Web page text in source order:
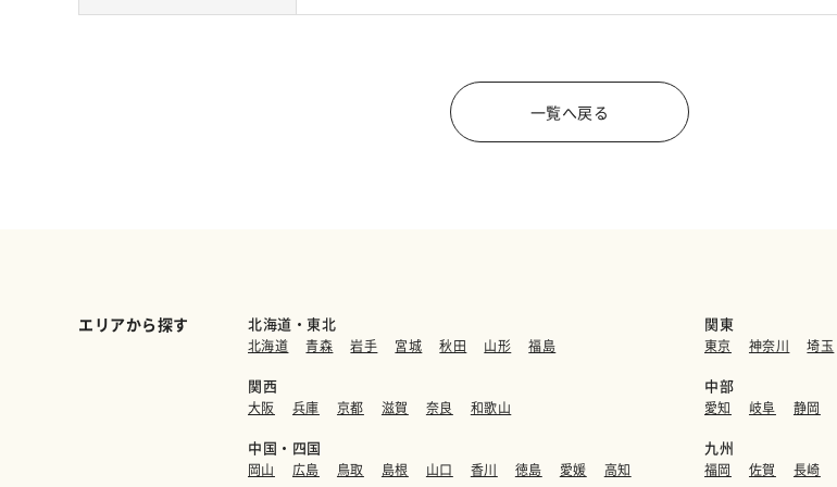
一覧へ戻る
エリアから探す 北海道・東北
北海道 青森 岩手 宮城 秋田 山形 福島
関東
東京 神奈川 埼玉
関西
大阪 兵庫 京都 滋賀 奈良 和歌山
中部
愛知 岐阜 静岡
中国・四国
岡山 広島 鳥取 島根 山口 香川 徳島 愛媛 高知
九州
福岡 佐賀 長崎